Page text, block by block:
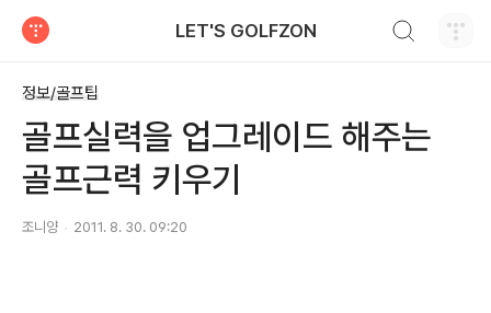
LET'S GOLFZON
정보/골프팁
골프실력을 업그레이드 해주는
골프근력 키우기
조니양 2011. 8. 30. 09:20